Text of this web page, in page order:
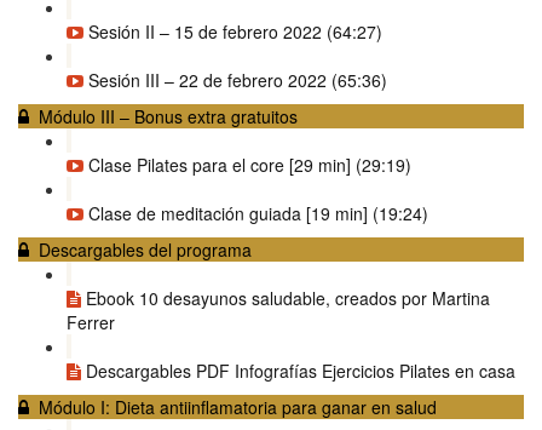
Sesión II – 15 de febrero 2022 (64:27)
Sesión III – 22 de febrero 2022 (65:36)
Módulo III – Bonus extra gratuitos
Clase Pilates para el core [29 min] (29:19)
Clase de meditación guiada [19 min] (19:24)
Descargables del programa
Ebook 10 desayunos saludable, creados por Martina
Ferrer
Descargables PDF Infografías Ejercicios Pilates en casa
Módulo I: Dieta antiinflamatoria para ganar en salud